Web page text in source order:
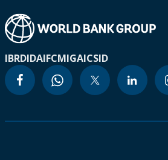
IBRDIDAIFCMIGAICSID